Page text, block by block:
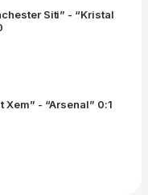
Siti” - “Kristal
Xem” - “Arsenal” 0:1